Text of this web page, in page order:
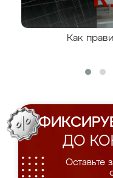
Как
ДО
Оставьте